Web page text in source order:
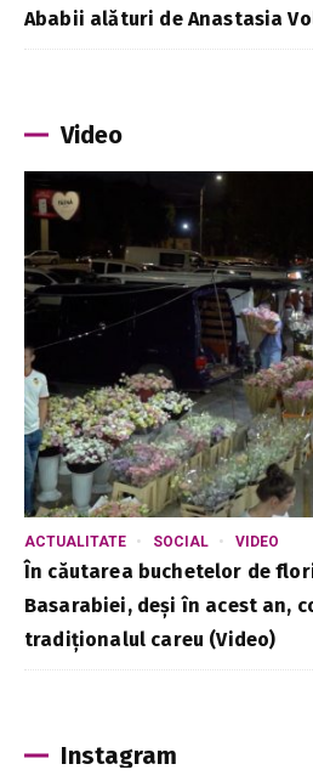
Ababii alături de Anastasia
Video
ACTUALITATE SOCIAL VIDEO
În căutarea buchetelor de
Basarabiei, deși în acest an,
tradiționalul careu (Video)
Instagram